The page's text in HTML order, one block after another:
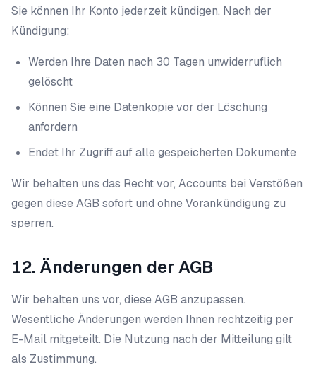
Sie können Ihr Konto jederzeit kündigen. Nach der
Kündigung:
Werden Ihre Daten nach 30 Tagen unwiderruflich
gelöscht
Können Sie eine Datenkopie vor der Löschung
anfordern
Endet Ihr Zugriff auf alle gespeicherten Dokumente
Wir behalten uns das Recht vor, Accounts bei Verstößen
gegen diese AGB sofort und ohne Vorankündigung zu
sperren.
12. Änderungen der AGB
Wir behalten uns vor, diese AGB anzupassen.
Wesentliche Änderungen werden Ihnen rechtzeitig per
E-Mail mitgeteilt. Die Nutzung nach der Mitteilung gilt
als Zustimmung.